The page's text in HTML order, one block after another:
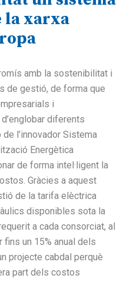
la xarxa
amb la sostenibilitat i
de gestió, de forma que
i
diferents
l’innovador Sistema
Energètica
de forma intel·ligent la
Gràcies a aquest
de la tarifa elèctrica
disponibles sota la
a cada consorciat, al
fins un 15% anual dels
projecte cabdal perquè
part dels costos